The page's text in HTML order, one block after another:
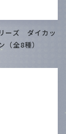
ーズ ダイカッ
（全8種）